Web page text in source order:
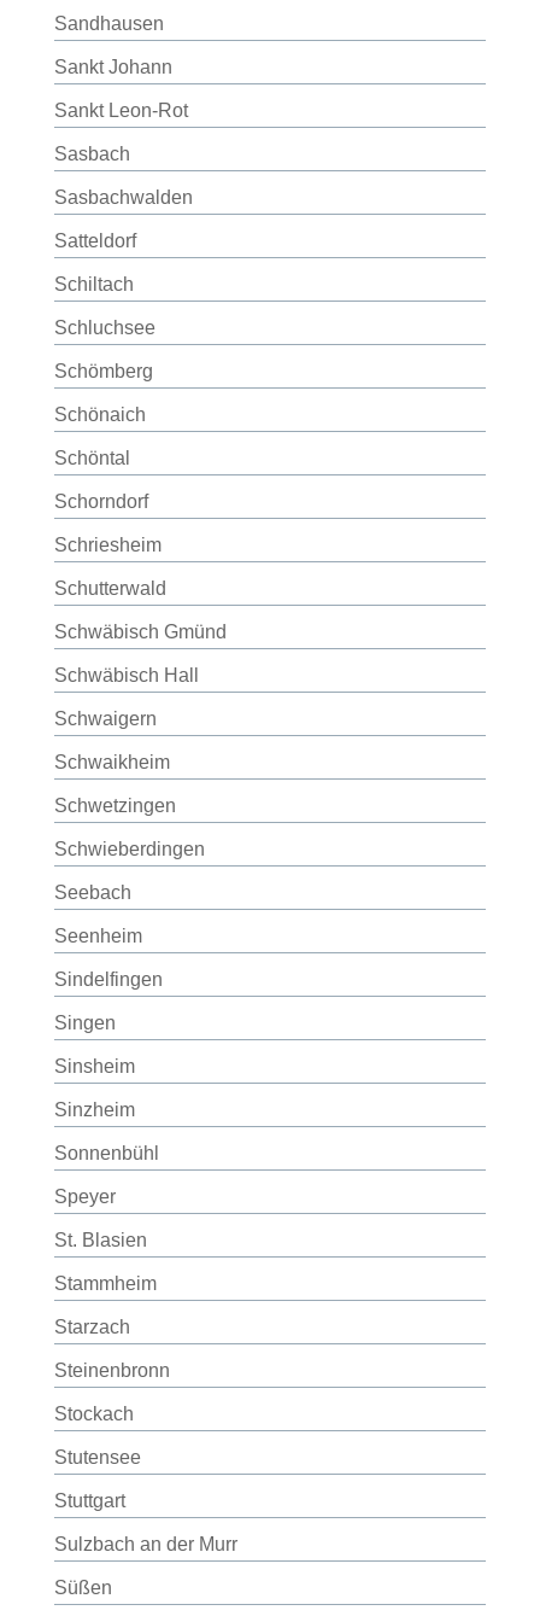
Sandhausen
Sankt Johann
Sankt Leon-Rot
Sasbach
Sasbachwalden
Satteldorf
Schiltach
Schluchsee
Schömberg
Schönaich
Schöntal
Schorndorf
Schriesheim
Schutterwald
Schwäbisch Gmünd
Schwäbisch Hall
Schwaigern
Schwaikheim
Schwetzingen
Schwieberdingen
Seebach
Seenheim
Sindelfingen
Singen
Sinsheim
Sinzheim
Sonnenbühl
Speyer
St. Blasien
Stammheim
Starzach
Steinenbronn
Stockach
Stutensee
Stuttgart
Sulzbach an der Murr
Süßen